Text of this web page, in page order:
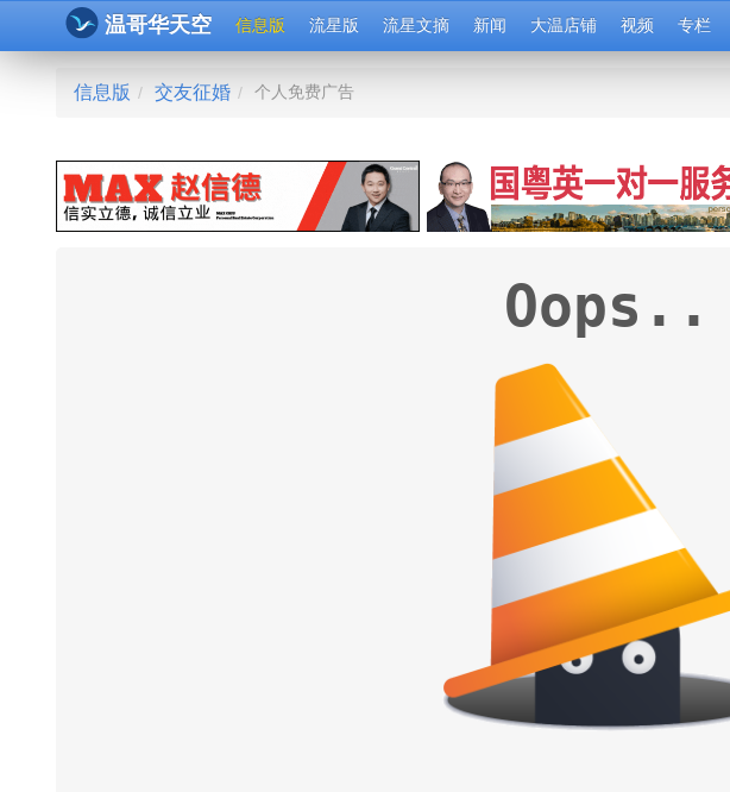
温哥华天空 信息版 流星版 流星文摘 新闻 大温店铺 视频 专栏
信息版 / 交友征婚 / 个人免费广告
Oops..